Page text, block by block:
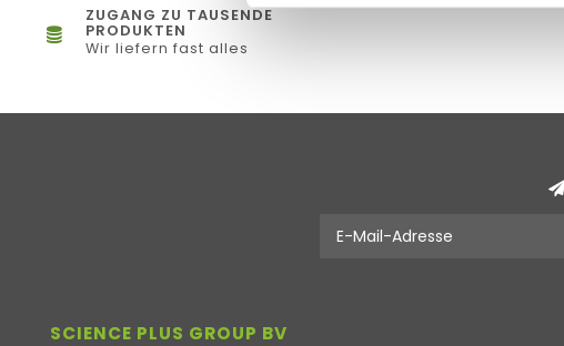
ZUGANG ZU TAUSENDE
PRODUKTEN
Wir liefern fast alles
SCIENCE PLUS GROUP BV